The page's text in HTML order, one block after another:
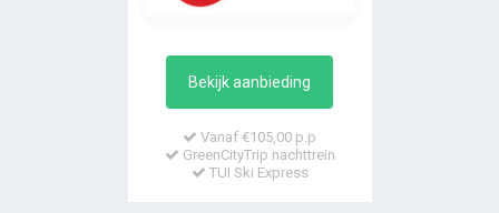
Bekijk aanbieding
Vanaf €105,00 p.p
GreenCityTrip nachttrein
TUI Ski Express